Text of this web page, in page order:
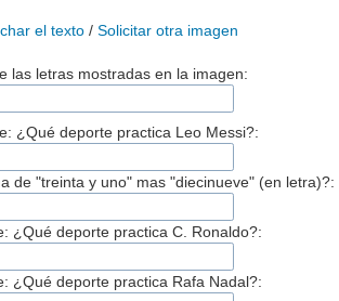
el texto/ Solicitar otra imagen
las letras mostradas en la imagen:
¿Qué deporte practica Leo Messi?:
de "treinta y uno" mas "diecinueve" (en letra)?:
¿Qué deporte practica C. Ronaldo?:
¿Qué deporte practica Rafa Nadal?: